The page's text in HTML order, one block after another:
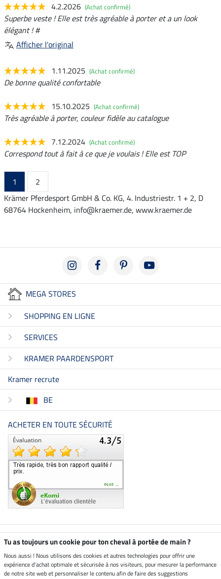
4.2.2026 (Achat confirmé)
Superbe veste ! Elle est très agréable à porter et a un look
élégant ! #
Afficher l'original
1.11.2025 (Achat confirmé)
De bonne qualité confortable
15.10.2025 (Achat confirmé)
Très agréable à porter, couleur fidèle au catalogue
7.12.2024 (Achat confirmé)
Correspond tout à fait à ce que je voulais ! Elle est TOP
1
2
Krämer Pferdesport GmbH & Co. KG, 4. Industriestr. 1 + 2, D
68764 Hockenheim, info@kraemer.de, www.kraemer.de
MEGA STORES
SHOPPING EN LIGNE
SERVICES
KRAMER PAARDENSPORT
Kramer recrute
BE
ACHETER EN TOUTE SÉCURITÉ
Boutique climatiquement
Livraison par
Tu as toujours un cookie pour ton cheval à portée de main ?
Nous aussi ! Nous utilisons des cookies et autres technologies pour offrir une
expérience d'achat optimale et sécurisée à nos visiteurs, pour mesurer la performance
de notre site web et personnaliser le contenu afin de faire des suggestions